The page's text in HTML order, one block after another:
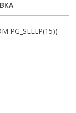
PG_SLEEP(15))—